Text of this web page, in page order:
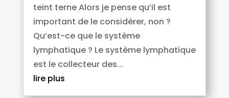
teint terne Alors je pense qu’il est
important de le considérer, non ?
Qu’est-ce que le système
lymphatique ? Le système lymphatique
est le collecteur des...
lire plus